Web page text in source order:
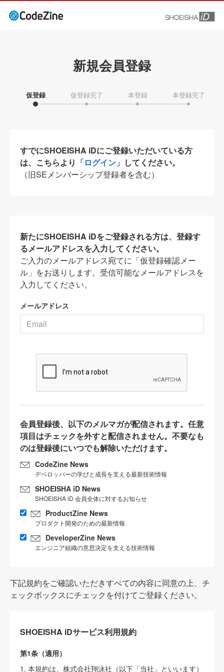
新規会員登録
仮登録 仮登録完了 本登録 本登録完了
すでにSHOEISHA iDにご登録いただいている方
は、こちらより 「ログイン」 してください。
（旧SEメンバーシップ登録者を含む）
新たにSHOEISHA iDをご登録される方は、登録す
るメールアドレスを入力してください。
ご入力のメールアドレス宛てに「仮登録確認メー
ル」をお送りします。受信可能なメールアドレスを
入力してください。
メールアドレス
会員登録後、以下のメルマガが配信されます。任意
項目はチェックを外すと配信されません。不要なも
のは登録後にいつでも解除いただけます。
CodeZine News
デベロッパーの学びと成長を支える最新技術情報
SHOEISHA iD News
SHOEISHA iD 会員全体に対するお知らせ
ProductZine News
プロダクト開発のための最新情報
DeveloperZine News
エンジニア組織の意思決定を支える技術情報
下記規約をご確認いただきすべての内容に同意の上、チ
ェックボックスにチェックを付けてご登録ください。
SHOEISHA iDサービス利用規約
第1条（適用）
1. 本規約は、株式会社翔泳社（以下「当社」といいます）